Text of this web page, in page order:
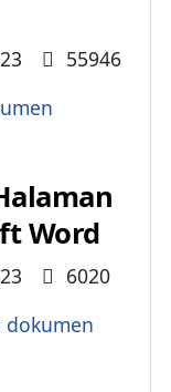
55946
Word
6020